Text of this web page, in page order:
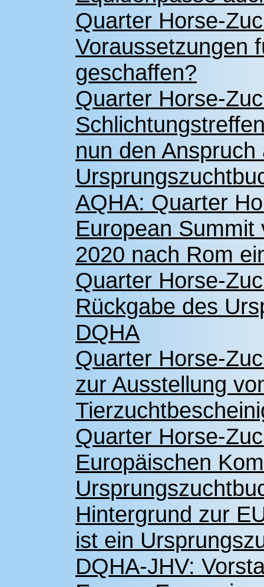
Quarter Horse-
Voraussetzungen
geschaffen?
Quarter Horse-
nun den Anspruch
AQHA: Quarter
European
2020 nach Rom
Quarter Horse-
Rückgabe des
DQHA
Quarter Horse-
zur Ausstellung
Quarter Horse-
Europäischen
Hintergrund zur
ist ein
DQHA-JHV: